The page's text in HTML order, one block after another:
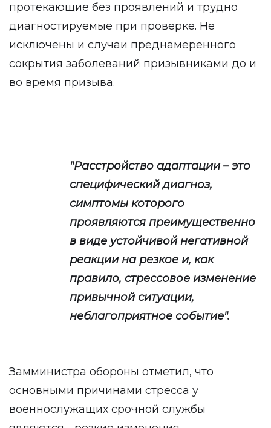
протекающие без проявлений и трудно
диагностируемые при проверке. Не
исключены и случаи преднамеренного
сокрытия заболеваний призывниками до и
во время призыва.
"Расстройство адаптации – это
специфический диагноз,
симптомы которого
проявляются преимущественно
в виде устойчивой негативной
реакции на резкое и, как
правило, стрессовое изменение
привычной ситуации,
неблагоприятное событие".
Замминистра обороны отметил, что
основными причинами стресса у
военнослужащих срочной службы